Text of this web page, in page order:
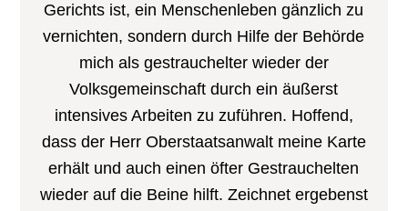
Gerichts ist, ein Menschenleben gänzlich zu
vernichten, sondern durch Hilfe der Behörde
mich als gestrauchelter wieder der
Volksgemeinschaft durch ein äußerst
intensives Arbeiten zu zuführen. Hoffend,
dass der Herr Oberstaatsanwalt meine Karte
erhält und auch einen öfter Gestrauchelten
wieder auf die Beine hilft. Zeichnet ergebenst